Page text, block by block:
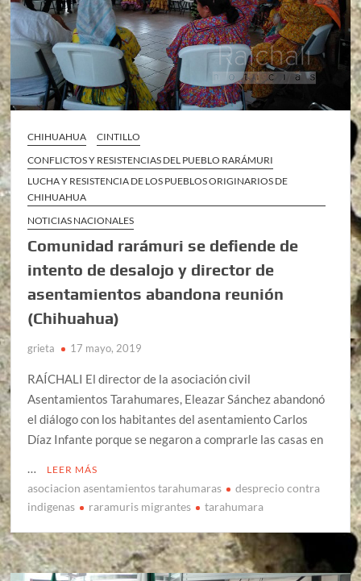
CHIHUAHUA
CINTILLO
CONFLICTOS Y RESISTENCIAS DEL PUEBLO RARÁMURI
LUCHA Y RESISTENCIA DE LOS PUEBLOS ORIGINARIOS DE
CHIHUAHUA
NOTICIAS NACIONALES
Comunidad rarámuri se defiende de
intento de desalojo y director de
asentamientos abandona reunión
(Chihuahua)
grieta 17 mayo, 2019
RAÍCHALI El director de la asociación civil
Asentamientos Tarahumares, Eleazar Sánchez abandonó
el diálogo con los habitantes del asentamiento Carlos
Díaz Infante porque se negaron a comprarle las casas en
…
LEER MÁS
asociacion asentamientos tarahumaras
desprecio contra
indigenas
raramuris migrantes tarahumara